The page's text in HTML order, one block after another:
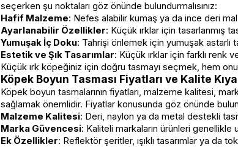
seçerken şu noktaları göz önünde bulundurmalısınız:
Hafif Malzeme: Nefes alabilir kumaş ya da ince deri
Ayarlanabilir Özellikler: Küçük ırklar için tasarlanmış
Yumuşak İç Doku: Tahrişi önlemek için yumuşak astarlı
Estetik ve Şık Tasarımlar: Küçük ırklar için farklı renk
Küçük ırk köpeğiniz için doğru tasmayı seçmek, hem
Köpek Boyun Tasması Fiyatları ve Kalite
Köpek boyun tasmalarının fiyatları, malzeme kalitesi,
sağlamak önemlidir. Fiyatlar konusunda göz önünde
Malzeme Kalitesi: Deri, naylon ya da metal destekli
Marka Güvencesi: Kaliteli markaların ürünleri
Ek Özellikler: Reflektör şeritler, ışıklı tasarımlar ya da